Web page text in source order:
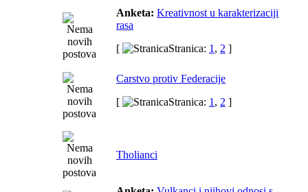
Anketa: Kreativnost u karakterizaciji
rasa
[
Stranica: 1 , 2 ]
Carstvo protiv Federacije
[
Stranica: 1 , 2 ]
Tholianci